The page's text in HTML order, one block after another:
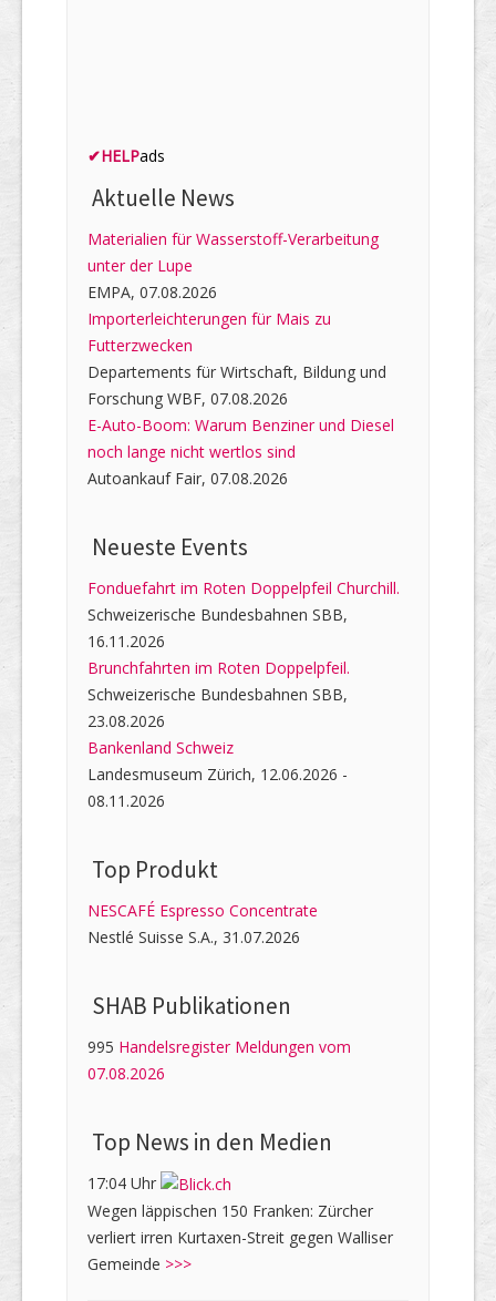
✔HELPads
Aktuelle News
Materialien für Wasserstoff-Verarbeitung
unter der Lupe
EMPA, 07.08.2026
Importerleichterungen für Mais zu
Futterzwecken
Departements für Wirtschaft, Bildung und
Forschung WBF, 07.08.2026
E-Auto-Boom: Warum Benziner und Diesel
noch lange nicht wertlos sind
Autoankauf Fair, 07.08.2026
Neueste Events
Fonduefahrt im Roten Doppelpfeil Churchill.
Schweizerische Bundesbahnen SBB,
16.11.2026
Brunchfahrten im Roten Doppelpfeil.
Schweizerische Bundesbahnen SBB,
23.08.2026
Bankenland Schweiz
Landesmuseum Zürich, 12.06.2026 -
08.11.2026
Top Produkt
NESCAFÉ Espresso Concentrate
Nestlé Suisse S.A., 31.07.2026
SHAB Publi­kati­onen
995 Handelsregister Meldungen vom
07.08.2026
Top News in den Medien
17:04 Uhr
Wegen läppischen 150 Franken: Zürcher
verliert irren Kurtaxen-Streit gegen Walliser
Gemeinde >>>